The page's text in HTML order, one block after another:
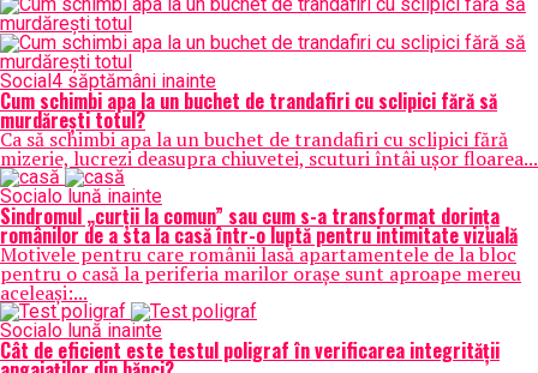
Social4 săptămâni inainte
Cum schimbi apa la un buchet de trandafiri cu sclipici fără să
murdărești totul?
Ca să schimbi apa la un buchet de trandafiri cu sclipici fără
mizerie, lucrezi deasupra chiuvetei, scuturi întâi ușor floarea...
Socialo lună inainte
Sindromul „curții la comun” sau cum s-a transformat dorința
românilor de a sta la casă într-o luptă pentru intimitate vizuală
Motivele pentru care românii lasă apartamentele de la bloc
pentru o casă la periferia marilor orașe sunt aproape mereu
aceleași:...
Socialo lună inainte
Cât de eficient este testul poligraf în verificarea integrității